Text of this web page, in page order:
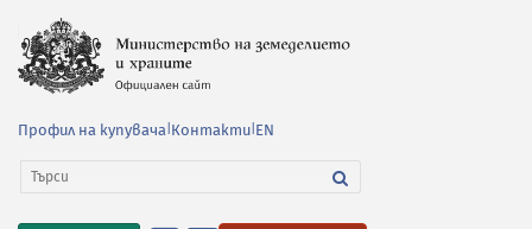
Профил на купувача Контакти EN